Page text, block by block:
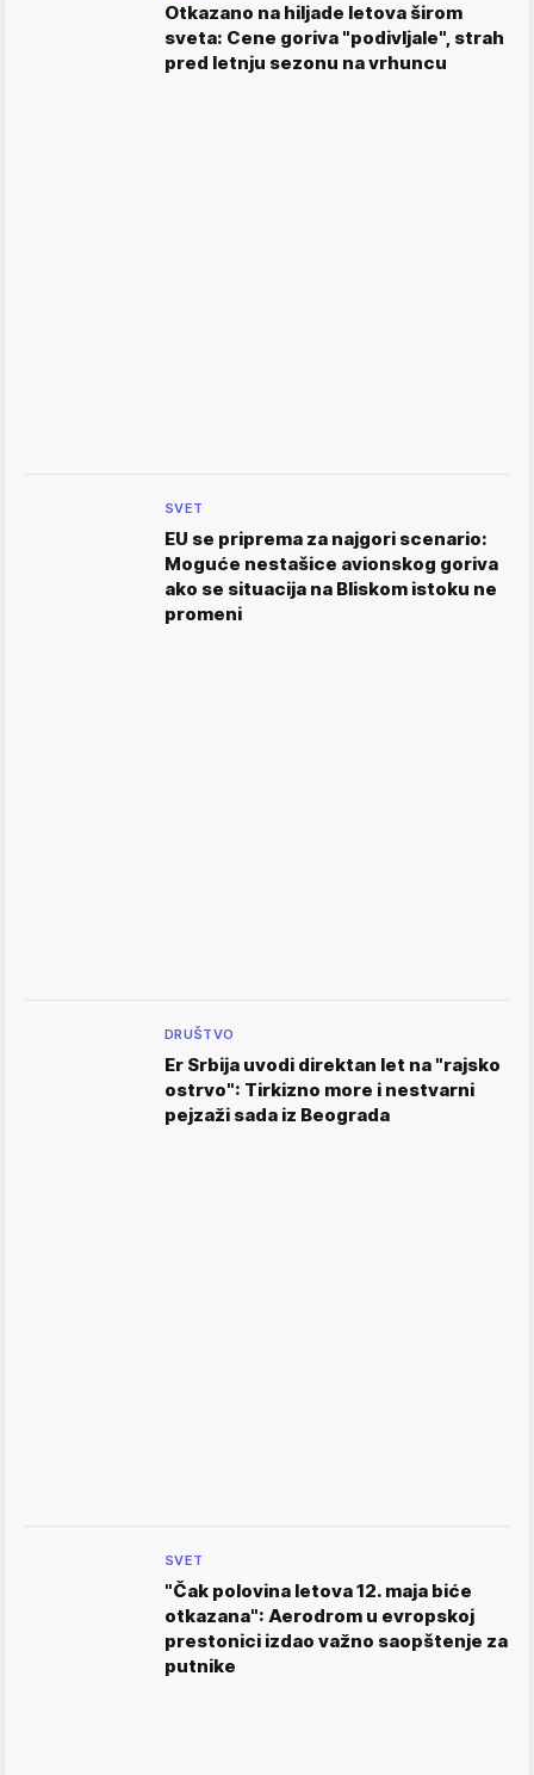
Otkazano na hiljade letova širom
sveta: Cene goriva "podivljale", strah
pred letnju sezonu na vrhuncu
SVET
EU se priprema za najgori scenario:
Moguće nestašice avionskog goriva
ako se situacija na Bliskom istoku ne
promeni
DRUŠTVO
Er Srbija uvodi direktan let na "rajsko
ostrvo": Tirkizno more i nestvarni
pejzaži sada iz Beograda
SVET
"Čak polovina letova 12. maja biće
otkazana": Aerodrom u evropskoj
prestonici izdao važno saopštenje za
putnike